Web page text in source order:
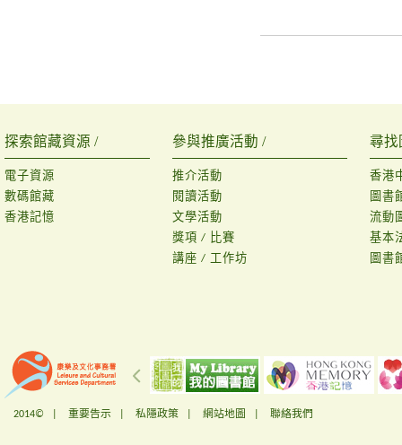
探索館藏資源 /
電子資源
數碼館藏
香港記憶
參與推廣活動 /
推介活動
閱讀活動
文學活動
獎項 / 比賽
講座 / 工作坊
尋找
香港
圖書
流動
基本
圖書
2014© | 重要告示 私隱政策 網站地圖 聯絡我們